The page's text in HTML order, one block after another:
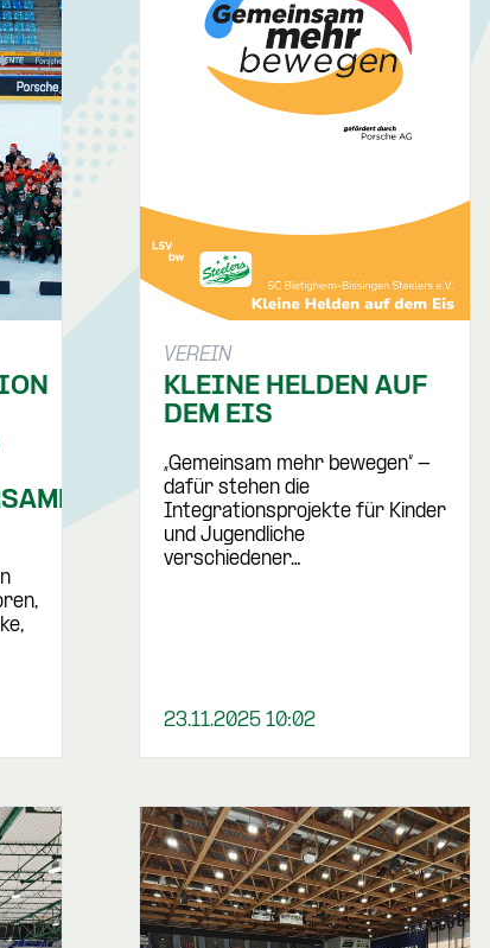
VEREIN
KLEINE HELDEN AUF
DEM EIS
„Gemeinsam mehr bewegen“ -
dafür stehen die
Integrationsprojekte für Kinder
und Jugendliche
verschiedener…
23.11.2025 10:02